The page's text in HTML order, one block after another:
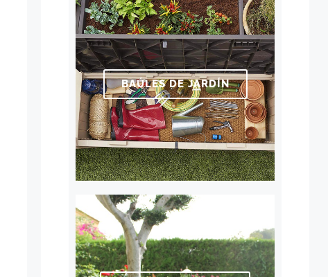
BAÚLES DE JARDÍN